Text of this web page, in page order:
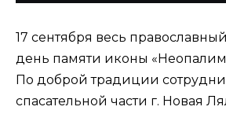
17 сентября весь
день памяти иконы
По доброй традиции
спасательной части г. Новая